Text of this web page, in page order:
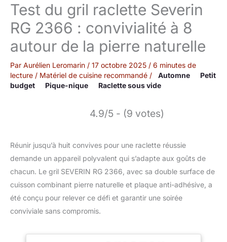
Test du gril raclette Severin
RG 2366 : convivialité à 8
autour de la pierre naturelle
Par Aurélien Leromarin / 17 octobre 2025 / 6 minutes de
lecture / Matériel de cuisine recommandé / Automne
Petit
budget
Pique-nique Raclette sous vide
4.9/5 - (9 votes)
Réunir jusqu’à huit convives pour une raclette réussie
demande un appareil polyvalent qui s’adapte aux goûts de
chacun. Le gril SEVERIN RG 2366, avec sa double surface de
cuisson combinant pierre naturelle et plaque anti-adhésive, a
été conçu pour relever ce défi et garantir une soirée
conviviale sans compromis.